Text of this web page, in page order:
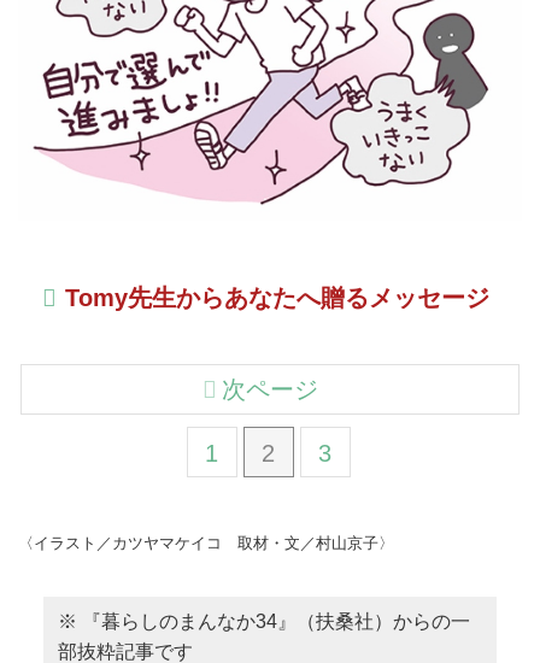
Tomy先生からあなたへ贈るメッセージ
1 2 3
次ページ
〈イラスト／カツヤマケイコ 取材・文／村山京子〉
※ 『暮らしのまんなか34』（扶桑社）からの一
部抜粋記事です